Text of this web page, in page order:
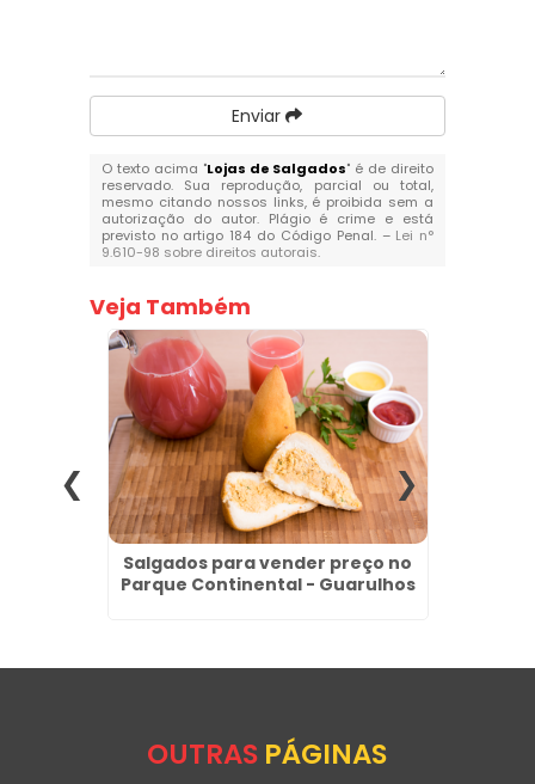
Enviar
O texto acima "Lojas de Salgados" é de direito
reservado. Sua reprodução, parcial ou total,
mesmo citando nossos links, é proibida sem a
autorização do autor. Plágio é crime e está
previsto no artigo 184 do Código Penal. – Lei n°
9.610-98 sobre direitos autorais.
Veja Também
Salgados para vender preço no
Parque Continental - Guarulhos
OUTRAS PÁGINAS